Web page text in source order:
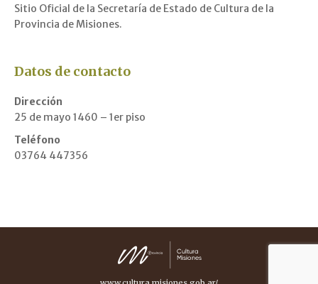
Sitio Oficial de la Secretaría de Estado de Cultura de la
Provincia de Misiones.
Datos de contacto
Dirección
25 de mayo 1460 – 1er piso
Teléfono
03764 447356